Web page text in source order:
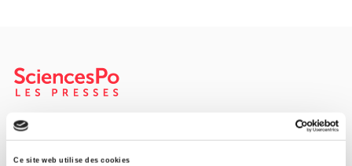
Ce site web utilise des cookies
SCIENCES PO UNIVERSITY PRESS has a threefold role: to publish
original research, to edit reference works for student use, and to
help public and political debate.